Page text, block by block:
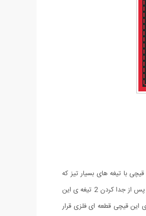
با تیغه های بسیار تیز که
تیغه های تیز استیل ضدزنگ با لبه های دندانه دار برای جلوگیری از لغزش در هنگام برش میباشد میتوان از آن برای برش نان, میوه و سبزیجات و حتی مرغ و گوشت استفاده کرد اما پس از جدا کردن 2 تیغه ی این
این قیچی قطعه ای فلزی قرار